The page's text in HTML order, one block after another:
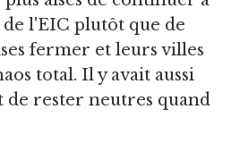
l'EIC plutôt que de
fermer et leurs villes
total. Il y avait aussi
de rester neutres quand